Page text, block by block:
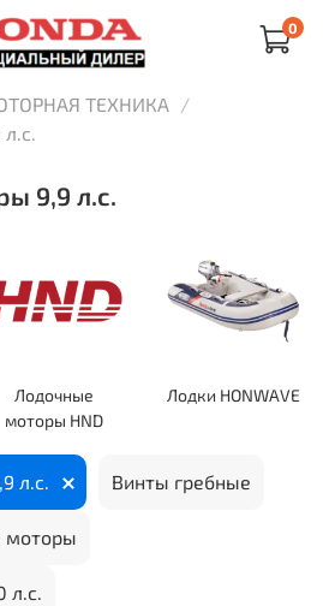
0
ТЕХНИКА
9,9 л.с.
Лодочные
моторы HND
Лодки HONWAVE
л.с. Винты гребные
моторы
л.с.